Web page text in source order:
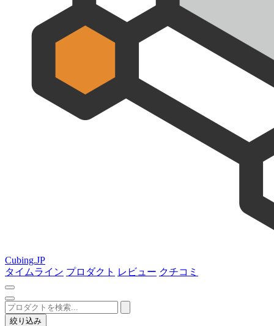
Cubing.JP
タイムライン プロダクト レビュー クチコミ
絞り込み